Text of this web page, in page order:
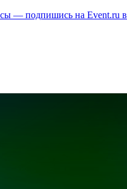
— подпишись на Event.ru в